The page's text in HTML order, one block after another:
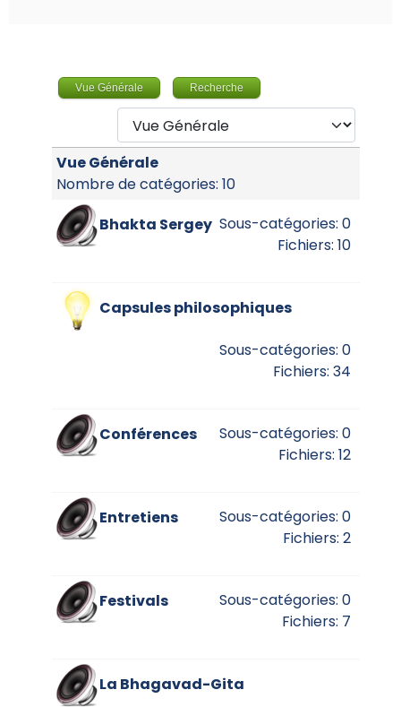
Vue Générale Recherche
Vue Générale
Nombre de catégories: 10
Bhakta Sergey Sous-catégories: 0
Fichiers: 10
Capsules philosophiques
Sous-catégories: 0
Fichiers: 34
Conférences
Sous-catégories: 0
Fichiers: 12
Entretiens
Sous-catégories: 0
Fichiers: 2
Festivals
Sous-catégories: 0
Fichiers: 7
La Bhagavad-Gita